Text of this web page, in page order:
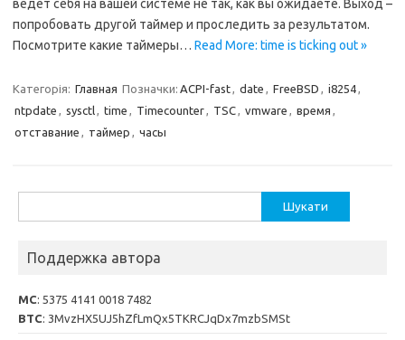
ведет себя на вашей системе не так, как вы ожидаете. Выход –
попробовать другой таймер и проследить за результатом.
Посмотрите какие таймеры… Read More: time is ticking out »
Категорія: Главная Позначки: ACPI-fast, date , FreeBSD , i8254,
ntpdate , sysctl, time , Timecounter, TSC, vmware , время ,
отставание , таймер , часы
Поддержка автора
MC: 5375 4141 0018 7482
BTC: 3MvzHX5UJ5hZfLmQx5TKRCJqDx7mzbSMSt